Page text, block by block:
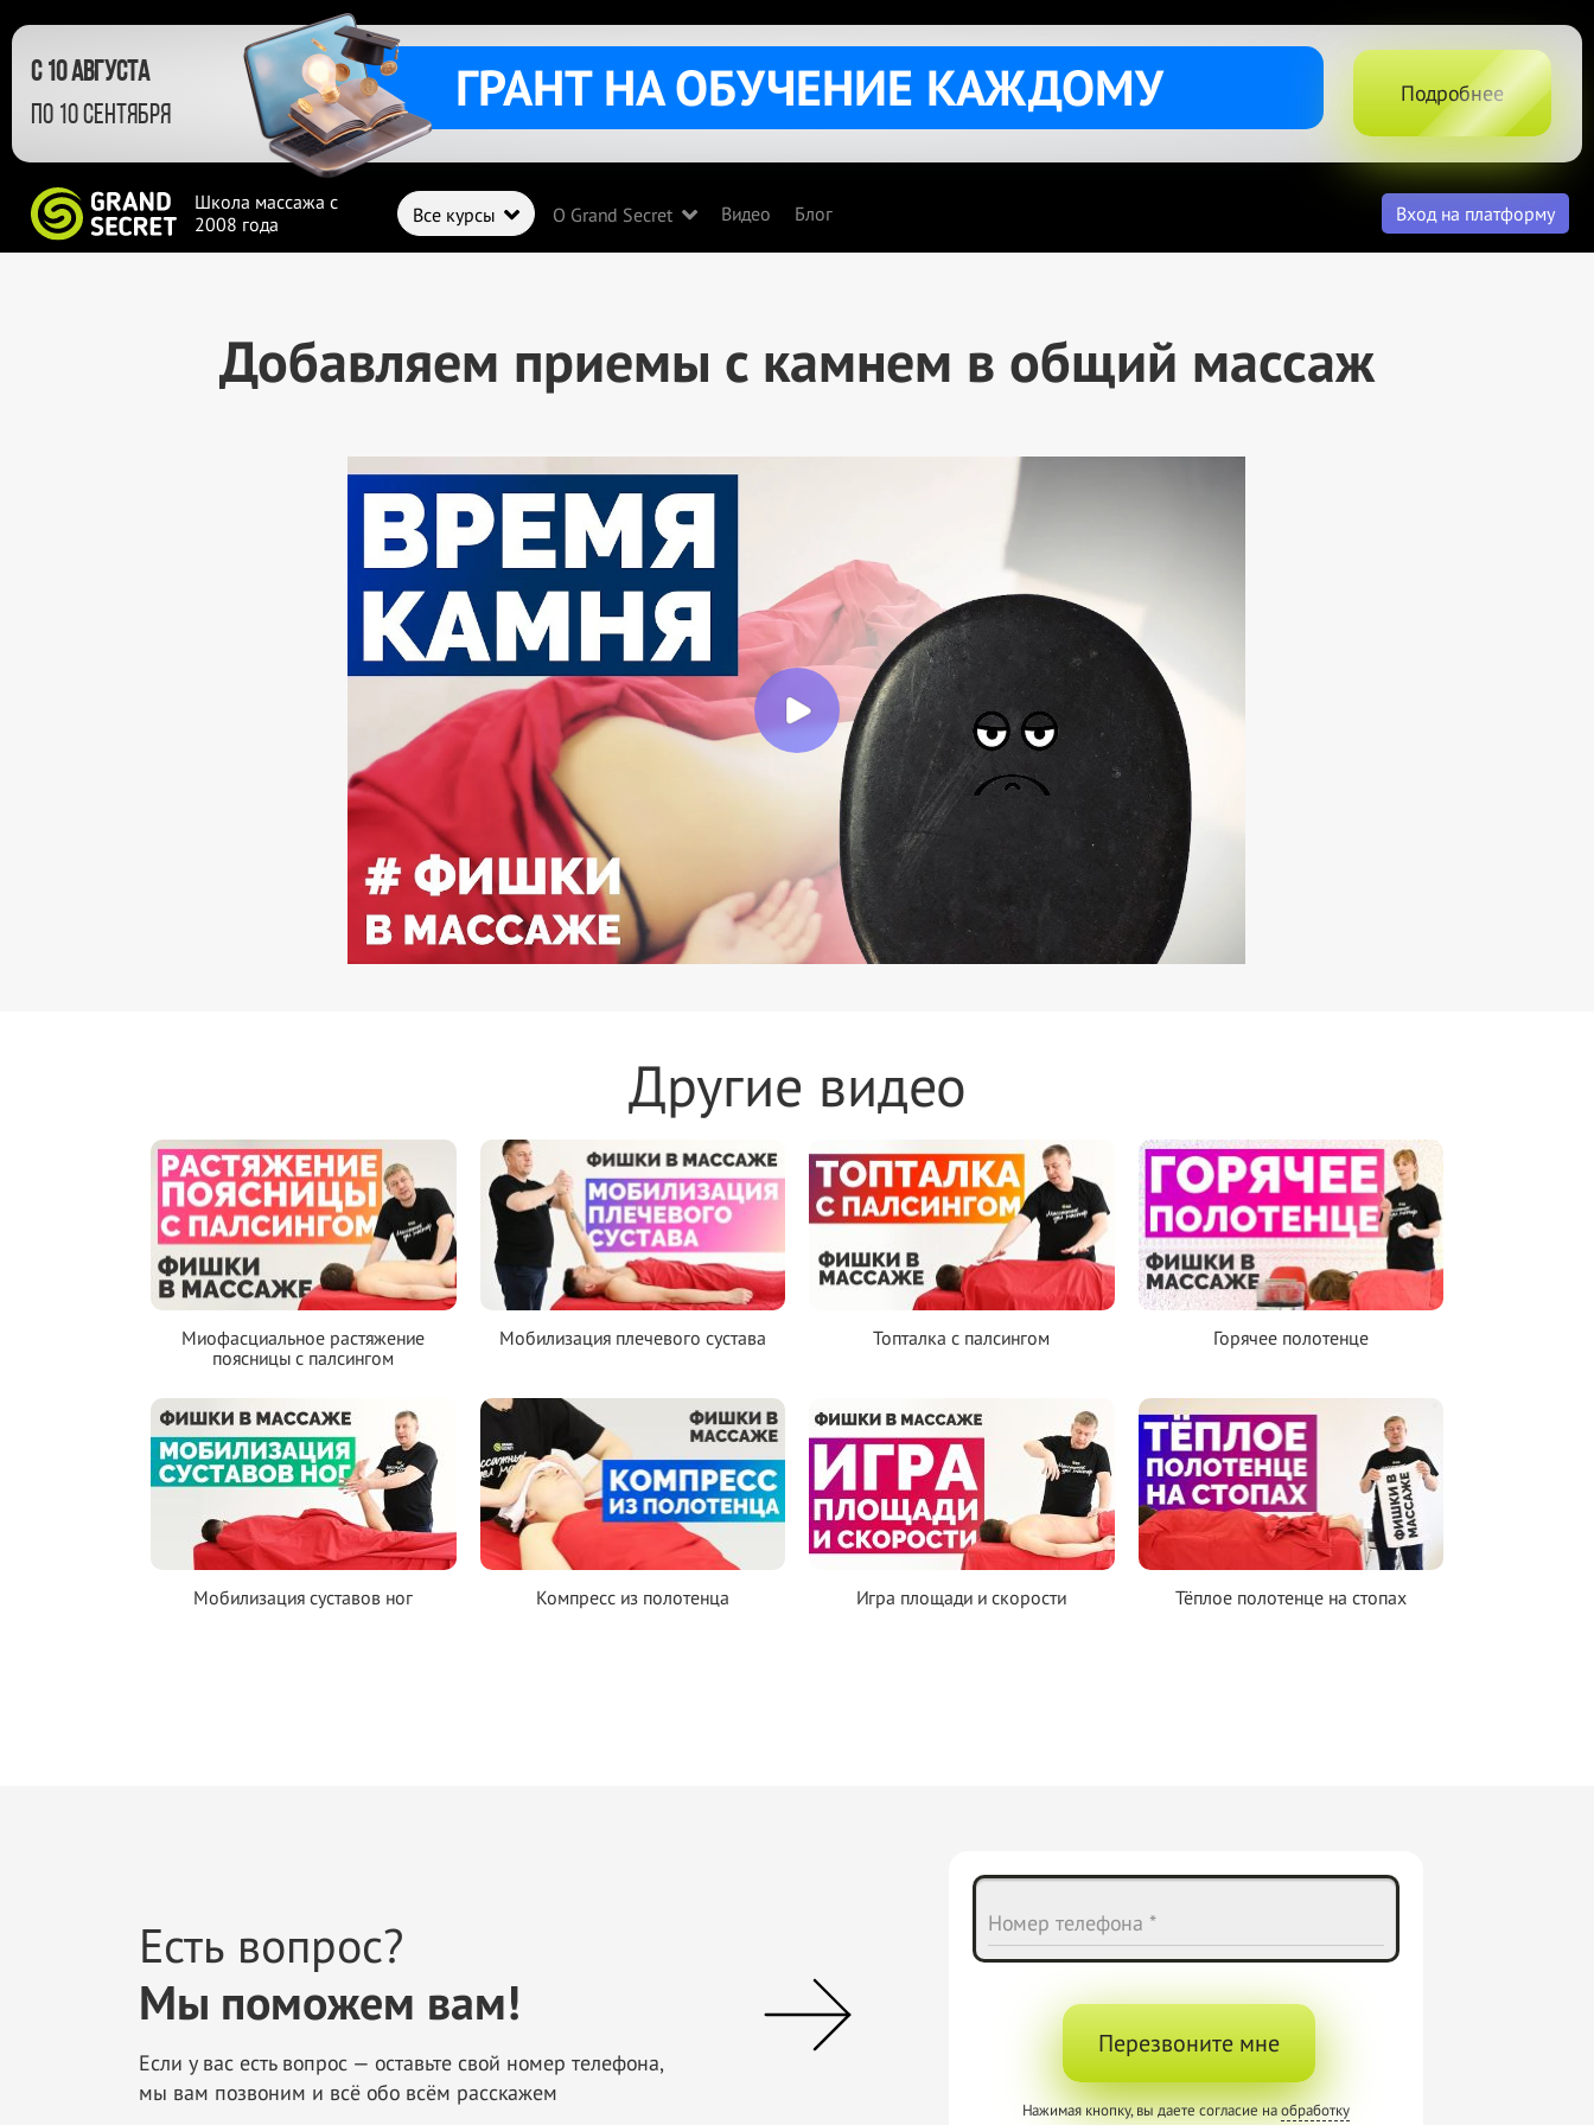
с 10 августа
по 10 сентября
ГРАНТ НА ОБУЧЕНИЕ КАЖДОМУ Подробнее
Школа массажа с
2008 года
Все курсы О Grand Secret Видео Блог Вход на платформу
Добавляем приемы с камнем в общий массаж
Другие видео
Миофасциальное растяжение
поясницы с палсингом
Мобилизация плечевого сустава Топталка с палсингом Горячее полотенце
Мобилизация суставов ног Компресс из полотенца Игра площади и скорости Тёплое полотенце на стопах
Есть вопрос?
Мы поможем вам!
Если у вас есть вопрос — оставьте свой номер телефона,
мы вам позвоним и всё обо всём расскажем
Номер телефона *
Перезвоните мне
Нажимая кнопку, вы даете согласие наобработку